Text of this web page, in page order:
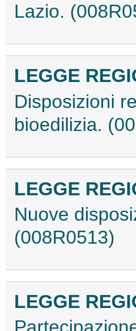
Lazio.
LEGGE
Disposizioni
bioedilizia.
LEGGE
Nuove
(008R0513)
LEGGE